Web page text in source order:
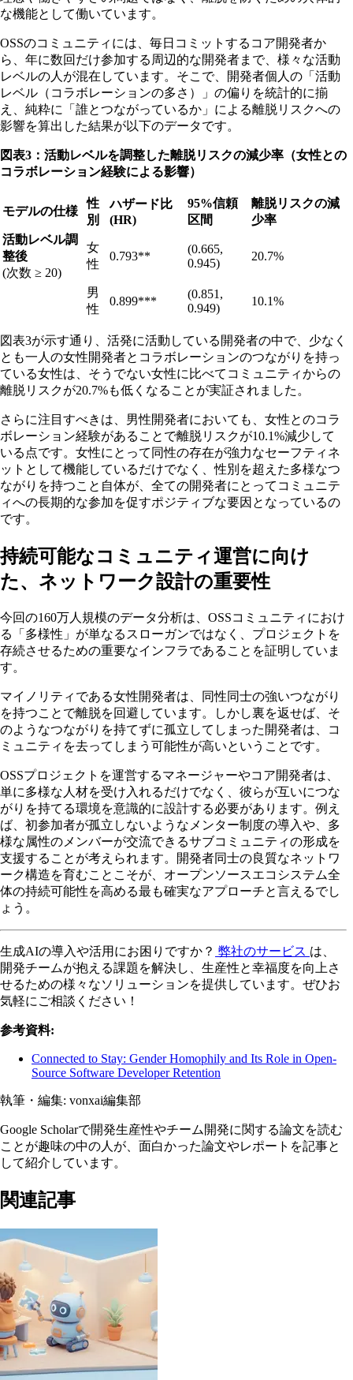
な機能として働いています。
OSSのコミュニティには、毎日コミットするコア開発者か
ら、年に数回だけ参加する周辺的な開発者まで、様々な活動
レベルの人が混在しています。そこで、開発者個人の「活動
レベル（コラボレーションの多さ）」の偏りを統計的に揃
え、純粋に「誰とつながっているか」による離脱リスクへの
影響を算出した結果が以下のデータです。
図表3：活動レベルを調整した離脱リスクの減少率（女性との
コラボレーション経験による影響）
モデルの仕様
性
別
ハザード比
(HR)
95%信頼
区間
離脱リスクの減
少率
活動レベル調
整後
(次数 ≥ 20)
女
性
0.793**
(0.665,
0.945)
20.7%
男
性
0.899***
(0.851,
0.949)
10.1%
図表3が示す通り、活発に活動している開発者の中で、少なく
とも一人の女性開発者とコラボレーションのつながりを持っ
ている女性は、そうでない女性に比べてコミュニティからの
離脱リスクが20.7%も低くなることが実証されました。
さらに注目すべきは、男性開発者においても、女性とのコラ
ボレーション経験があることで離脱リスクが10.1%減少して
いる点です。女性にとって同性の存在が強力なセーフティネ
ットとして機能しているだけでなく、性別を超えた多様なつ
ながりを持つこと自体が、全ての開発者にとってコミュニテ
ィへの長期的な参加を促すポジティブな要因となっているの
です。
持続可能なコミュニティ運営に向け
た、ネットワーク設計の重要性
今回の160万人規模のデータ分析は、OSSコミュニティにおけ
る「多様性」が単なるスローガンではなく、プロジェクトを
存続させるための重要なインフラであることを証明していま
す。
マイノリティである女性開発者は、同性同士の強いつながり
を持つことで離脱を回避しています。しかし裏を返せば、そ
のようなつながりを持てずに孤立してしまった開発者は、コ
ミュニティを去ってしまう可能性が高いということです。
OSSプロジェクトを運営するマネージャーやコア開発者は、
単に多様な人材を受け入れるだけでなく、彼らが互いにつな
がりを持てる環境を意識的に設計する必要があります。例え
ば、初参加者が孤立しないようなメンター制度の導入や、多
様な属性のメンバーが交流できるサブコミュニティの形成を
支援することが考えられます。開発者同士の良質なネットワ
ーク構造を育むことこそが、オープンソースエコシステム全
体の持続可能性を高める最も確実なアプローチと言えるでし
ょう。
生成AIの導入や活用にお困りですか？ 弊社のサービス は、
開発チームが抱える課題を解決し、生産性と幸福度を向上さ
せるための様々なソリューションを提供しています。ぜひお
気軽にご相談ください！
参考資料:
Connected to Stay: Gender Homophily and Its Role in Open-
Source Software Developer Retention
執筆・編集: vonxai編集部
Google Scholarで開発生産性やチーム開発に関する論文を読む
ことが趣味の中の人が、面白かった論文やレポートを記事と
して紹介しています。
関連記事